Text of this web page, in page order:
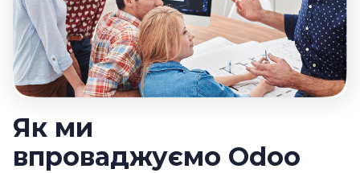
Як ми
впроваджуємо Odoo